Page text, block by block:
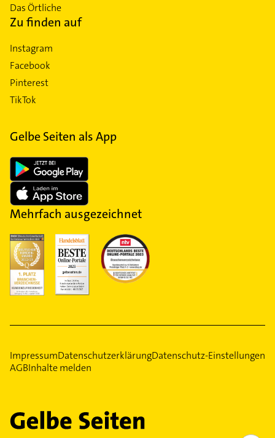
Das Örtliche
Zu finden auf
Instagram
Facebook
Pinterest
TikTok
Gelbe Seiten als App
Mehrfach ausgezeichnet
ImpressumDatenschutzerklärungDatenschutz-Einstellungen
AGBInhalte melden